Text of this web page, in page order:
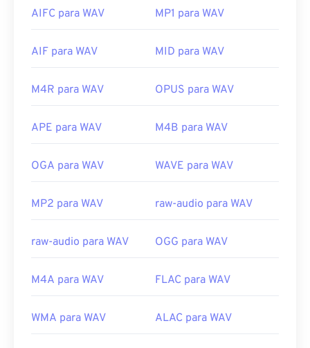
reproduzir arquivos WAV.
dos arquivosWAV
, eles são adequados para
manipulação musical.
O UltraMixeré um software
arquivos WAV funcionam bem. O Elmedia Player
Desenvolvido por:
Microsoft,IBM
Links úteis:
https://en.wikipedia.org/wiki/WAV
audio-wav
AIFC para WAV MP1 para WAV
AIF para WAV MID para WAV
M4R para WAV OPUS para WAV
APE para WAV M4B para WAV
OGA para WAV WAVE para WAV
MP2 para WAV raw-audio para WAV
raw-audio para WAV OGG para WAV
M4A para WAV FLAC para WAV
WMA para WAV ALAC para WAV